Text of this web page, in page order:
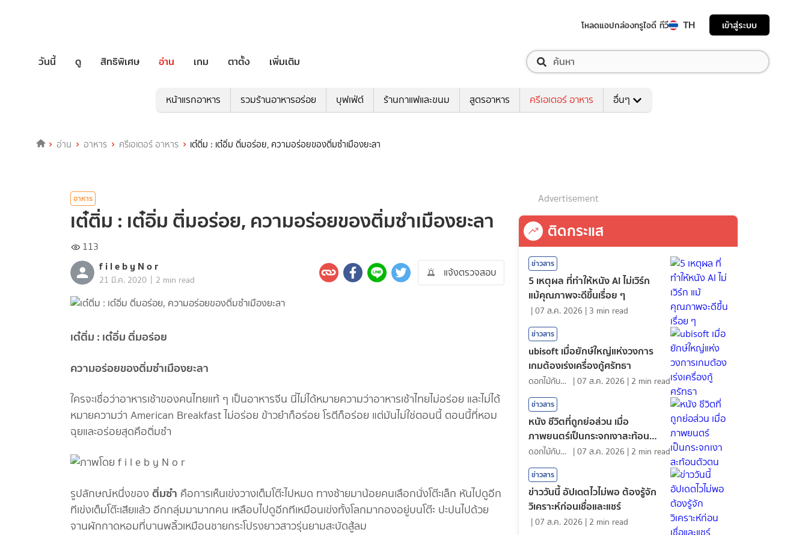
โหลดแอปกล่องทรูไอดี ทีวี TH เข้าสู่ระบบ
วันนี้ ดู สิทธิพิเศษ อ่าน เกม ตาตั้ง เพิ่มเติม
หน้าแรกอาหาร รวมร้านอาหารอร่อย บุฟเฟ่ต์ ร้านกาแฟและขนม สูตรอาหาร ครีเอเตอร์ อาหาร อื่นๆ
อ่าน อาหาร ครีเอเตอร์ อาหาร เต๋ติ่ม : เต๋อิ่ม ติ่มอร่อย, ความอร่อยของติ่มซำเมืองยะลา
อาหาร
เต๋ติ่ม : เต๋อิ่ม ติ่มอร่อย, ความอร่อยของติ่มซำเมืองยะลา
113
f i l e b y N o r
21 มี.ค. 2020 | 2 min read
แจ้งตรวจสอบ
เต๋ติ่ม : เต๋อิ่ม ติ่มอร่อย
ความอร่อยของติ่มซำเมืองยะลา
ใครจะเชื่อว่าอาหารเช้าของคนไทยแท้ ๆ เป็นอาหารจีน นี่ไม่ได้หมายความว่าอาหารเช้าไทยไม่อร่อย และไม่ได้
หมายความว่า American Breakfast ไม่อร่อย ข้าวยำก็อร่อย โรตีก็อร่อย แต่มันไม่ใช่ตอนนี้ ตอนนี้ที่หอม
ฉุยและอร่อยสุดคือติ่มซำ
รูปลักษณ์หนึ่งของ ติ่มซำ คือการเห็นเข่งวางเต็มโต๊ะไปหมด ทางซ้ายมาน้อยคนเลือกนั่งโต๊ะเล็ก หันไปดูอีก
ทีเข่งเต็มโต๊ะเสียแล้ว อีกกลุ่มมามากคน เหลือบไปดูอีกทีเหมือนเข่งทั้งโลกมากองอยู่บนโต๊ะ ปะปนไปด้วย
จานผักกาดหอมที่บานพลิ้วเหมือนชายกระโปรงยาวสาวรุ่นยามสะบัดสู้ลม
Advertisement
ติดกระแส
ข่าวสาร
5 เหตุผล ที่ทำให้หนัง AI ไม่เวิร์ก
แม้คุณภาพจะดีขึ้นเรื่อย ๆ
|07 ส.ค. 2026 | 3 min read
ข่าวสาร
ubisoft เมื่อยักษ์ใหญ่แห่งวงการ
เกมต้องเร่งเครื่องกู้ศรัทธา
ดอกไม้กับสายน้ำ |07 ส.ค. 2026 | 2 min read
ข่าวสาร
หนัง ชีวิตที่ถูกย่อส่วน เมื่อ
ภาพยนตร์เป็นกระจกเงาสะท้อนตัว
ตน
ดอกไม้กับสายน้ำ |07 ส.ค. 2026 | 2 min read
ข่าวสาร
ข่าววันนี้ อัปเดตไวไม่พอ ต้องรู้จัก
วิเคราะห์ก่อนเชื่อและแชร์
|07 ส.ค. 2026 | 2 min read